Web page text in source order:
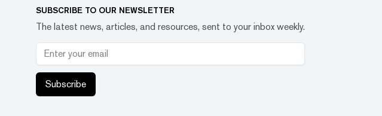
SUBSCRIBE TO OUR NEWSLETTER
The latest news, articles, and resources, sent to your inbox weekly.
Subscribe